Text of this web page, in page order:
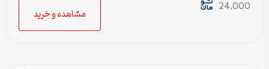
24,000
مشاهده و خرید